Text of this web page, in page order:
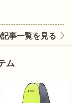
事一覧を見る
ム